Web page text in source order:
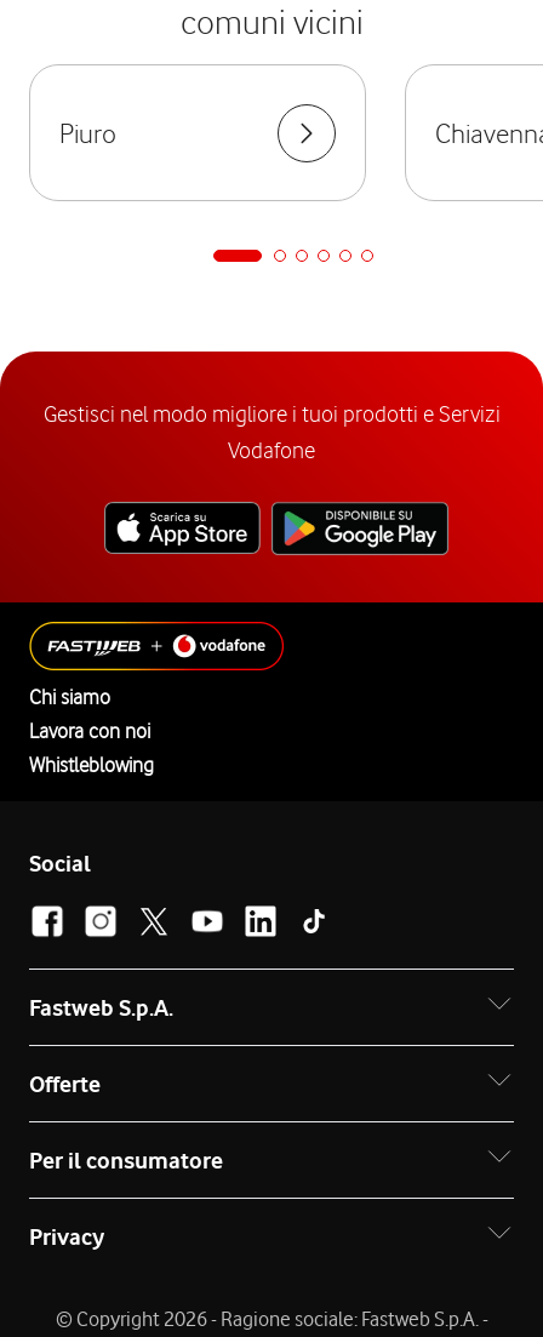
comuni vicini
Piuro
Gestisci nel modo migliore i tuoi prodotti e Servizi
Vodafone
Chi siamo
Lavora con noi
Whistleblowing
Social
Fastweb S.p.A.
Offerte
Per il consumatore
Privacy
© Copyright 2026 - Ragione sociale: Fastweb S.p.A. -